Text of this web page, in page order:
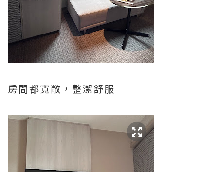
房間都寬敞，整潔舒服